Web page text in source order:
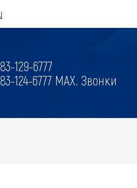
129-6777
124-6777 MAX. Звонки